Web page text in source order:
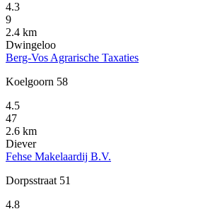
4.3
9
2.4 km
Dwingeloo
Berg-Vos Agrarische Taxaties
Koelgoorn 58
4.5
47
2.6 km
Diever
Fehse Makelaardij B.V.
Dorpsstraat 51
4.8